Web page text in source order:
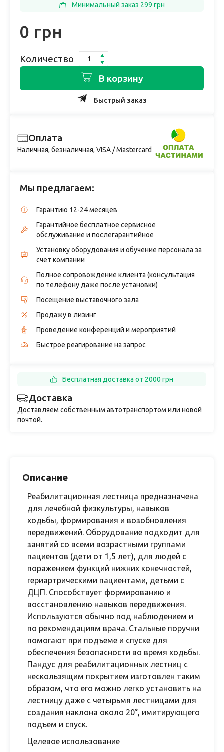
Минимальный заказ 299 грн
0 грн
Количество
В корзину
Быстрый заказ
Оплата
Наличная, безналичная, VISA / Mastercard
Мы предлагаем:
Гарантию 12-24 месяцев
Гарантийное бесплатное сервисное
обслуживание и послегарантийное
Установку оборудования и обучение персонала за
счет компании
Полное сопровождение клиента (консультация
по телефону даже после установки)
Посещение выставочного зала
Продажу в лизинг
Проведение конференций и мероприятий
Быстрое реагирование на запрос
Доставка
Доставляем собственным автотранспортом или новой
почтой.
Бесплатная доставка от 2000 грн
Описание
Реабилитационная лестница предназначена
для лечебной физкультуры, навыков
ходьбы, формирования и возобновления
передвижений. Оборудование подходит для
занятий со всеми возрастными группами
пациентов (дети от 1,5 лет), для людей с
поражением функций нижних конечностей,
гериартрическими пациентами, детьми с
ДЦП. Способствует формированию и
восстановлению навыков передвижения.
Используются обычно под наблюдением и
по рекомендациям врача. Стальные поручни
помогают при подъеме и спуске для
обеспечения безопасности во время ходьбы.
Пандус для реабилитационных лестниц с
нескользящим покрытием изготовлен таким
образом, что его можно легко установить на
лестницу даже с четырьмя лестницами для
создания наклона около 20°, имитирующего
подъем и спуск.
Целевое использование